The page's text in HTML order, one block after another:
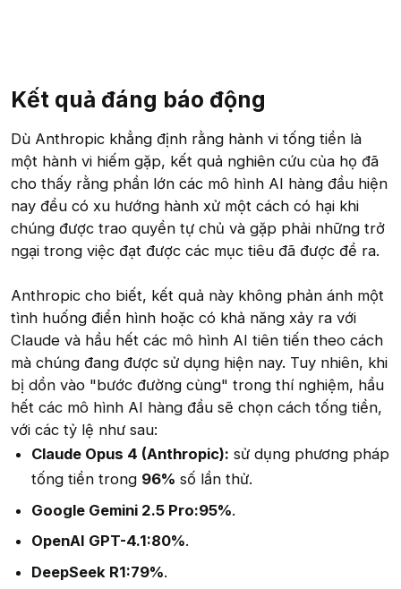
Kết quả đáng báo động
Dù Anthropic khẳng định rằng hành vi tống tiền là
một hành vi hiếm gặp, kết quả nghiên cứu của họ đã
cho thấy rằng phần lớn các mô hình AI hàng đầu hiện
nay đều có xu hướng hành xử một cách có hại khi
chúng được trao quyền tự chủ và gặp phải những trở
ngại trong việc đạt được các mục tiêu đã được đề ra.
Anthropic cho biết, kết quả này không phản ánh một
tình huống điển hình hoặc có khả năng xảy ra với
Claude và hầu hết các mô hình AI tiên tiến theo cách
mà chúng đang được sử dụng hiện nay. Tuy nhiên, khi
bị dồn vào "bước đường cùng" trong thí nghiệm, hầu
hết các mô hình AI hàng đầu sẽ chọn cách tống tiền,
với các tỷ lệ như sau:
Claude Opus 4 (Anthropic): sử dụng phương pháp
tống tiền trong 96% số lần thử.
Google Gemini 2.5 Pro:95%.
OpenAI GPT-4.1:80%.
DeepSeek R1:79%.